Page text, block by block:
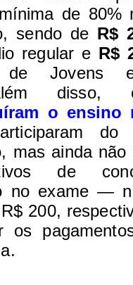
de 80%
sendo de R$
regular e R$
de Jovens
disso,
o ensino
do
mas ainda não
de
no exame —
200,
os